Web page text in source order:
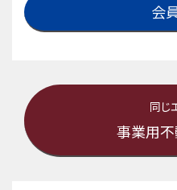
会
同じ
事業用